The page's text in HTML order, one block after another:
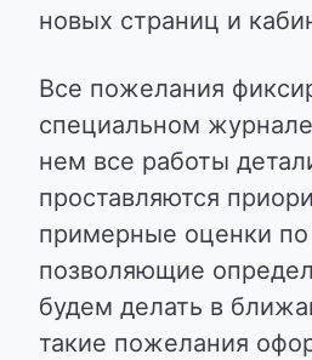
новых страниц и
Все пожелания
специальном
нем все работы
проставляются
примерные оценки по
позволяющие
будем делать в
такие пожелания